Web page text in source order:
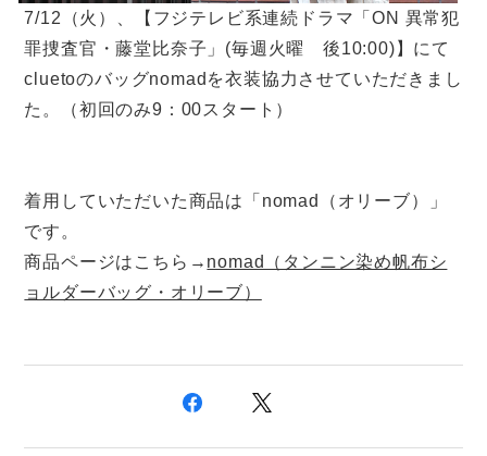
7/12（火）、【フジテレビ系連続ドラマ「ON 異常犯
罪捜査官・藤堂比奈子」(毎週火曜 後10:00)】にて
cluetoのバッグnomadを衣装協力させていただきまし
た。（初回のみ9：00スタート）
着用していただいた商品は「nomad（オリーブ）」
です。
商品ページはこちら→ nomad（タンニン染め帆布シ
ョルダーバッグ・オリーブ）